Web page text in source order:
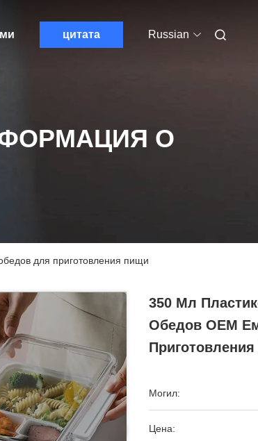
цитата Russian
О
для приготовления пищи
350 Мл
Обедов OEM
Могил:
Цена: